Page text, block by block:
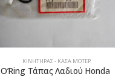
ΚΙΝΗΤΉΡΑΣ - ΚΆΣΑ ΜΟΤΈΡ
O’Ring Τάπας Λαδιού Honda